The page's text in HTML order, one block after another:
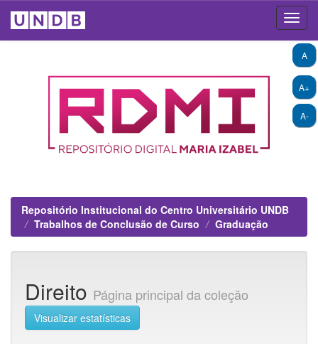
A+
A-
A
Repositório Institucional do Centro Universitário UNDB
Trabalhos de Conclusão de Curso
Graduação
Direito Página principal da coleção
Visualizar estatísticas